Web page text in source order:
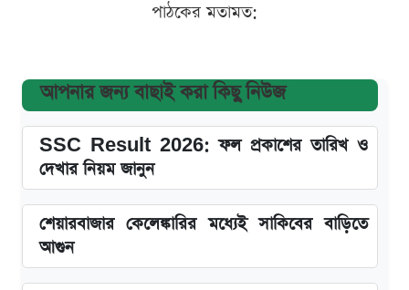
পাঠকের মতামত:
আপনার জন্য বাছাই করা কিছু নিউজ
SSC Result 2026: ফল প্রকাশের তারিখ ও
দেখার নিয়ম জানুন
শেয়ারবাজার কেলেঙ্কারির মধ্যেই সাকিবের বাড়িতে
আগুন